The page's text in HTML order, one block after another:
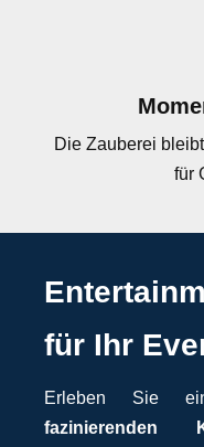
Die Zauberei
für
für Ihr
Erleben Sie
fazinierenden